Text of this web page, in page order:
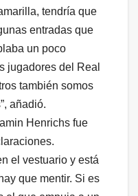
tendría que
entradas que
un poco
jugadores del Real
también somos
añadió.
Henrichs fue
el vestuario y está
que mentir. Si es